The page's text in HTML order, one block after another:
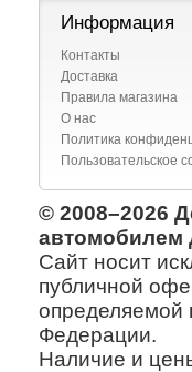
Информация
Контакты
Доставка
Правила магазина
О нас
Политика
Пользовательское
© 2008–2026
автомобилем
Сайт носит
публичной
определяемой
Федерации.
Наличие и